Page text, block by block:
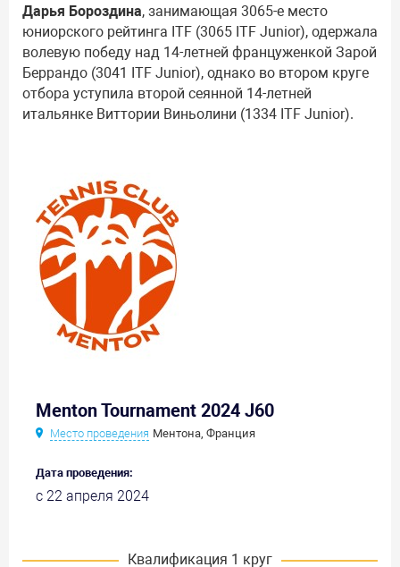
Дарья Бороздина, занимающая 3065-е место
юниорского рейтинга ITF (3065 ITF Junior), одержала
волевую победу над 14-летней француженкой Зарой
Беррандо (3041 ITF Junior), однако во втором круге
отбора уступила второй сеянной 14-летней
итальянке Виттории Виньолини (1334 ITF Junior).
Menton Tournament 2024 J60
Место проведения Ментона, Франция
Дата проведения:
с 22 апреля 2024
Квалификация 1 круг